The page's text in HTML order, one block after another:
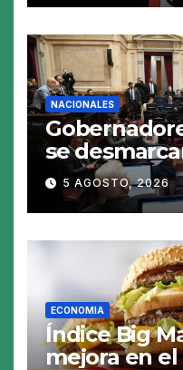
NACIONALES
se
Tierras y
tratamiento
5 AGOSTO, 2026
ECONOMIA
Índice Big
mejora en